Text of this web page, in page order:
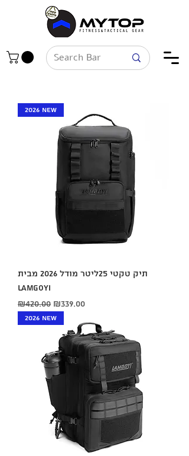
2026 New
תיק טקטי 25ליטר מודל 2026 מבית
LAMGOYI
Regular Price
₪420.00 Sale Price
₪339.00
2026 New